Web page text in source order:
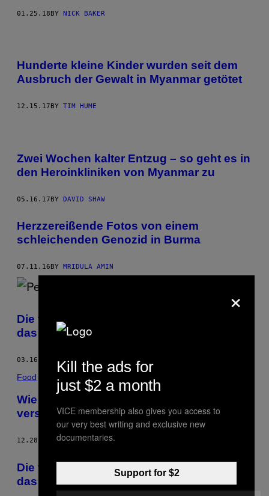
01.25.18BY NICK BAKER
Hunderte kleine Kinder wurden seit dem
Ausbruch der Gewalt in Myanmar getötet
12.15.17 BY TIM HUME
Zwei Wochen kalter Entzug – so geht es in
den Heroinkliniken von Myanmar zu
05.16.17BY DAVID SHAW
Herzzereißende Fotos von einem
schleichenden Genozid in Burma
07.11.16 BY MRIDULA AMIN
Die tätowierten Frauen von Myanmar und
das Problem mit dem Fototourismus
03.16.16 BY NATHAN A. THOMPSON
Food
Wie Menschen uns dieses Jahr das Essen
versaut haben
12.28.15 BYMUNCHIES STAFF
Die tätowierten Frauen von Myanmar und
das Problem mit dem Fototourismus
×
Kill the ads for
just $2 a month
VICE membership also gives you access to
our very best writing and exclusive new
documentaries.
Support for $2